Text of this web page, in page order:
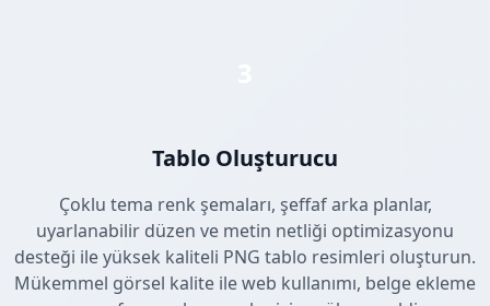
Tablo Oluşturucu
Çoklu tema renk şemaları, şeffaf arka planlar,
uyarlanabilir düzen ve metin netliği optimizasyonu
desteği ile yüksek kaliteli PNG tablo resimleri oluşturun.
Mükemmel görsel kalite ile web kullanımı, belge ekleme